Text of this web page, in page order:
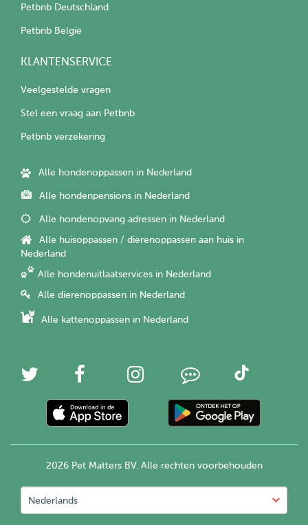
Petbnb Deutschland
Petbnb België
KLANTENSERVICE
Veelgestelde vragen
Stel een vraag aan Petbnb
Petbnb verzekering
Alle hondenoppassen in Nederland
Alle hondenpensions in Nederland
Alle hondenopvang adressen in Nederland
Alle huisoppassen / dierenoppassen aan huis in
Nederland
Alle hondenuitlaatservices in Nederland
Alle dierenoppassen in Nederland
Alle kattenoppassen in Nederland
2026 Pet Matters BV. Alle rechten voorbehouden
Nederlands